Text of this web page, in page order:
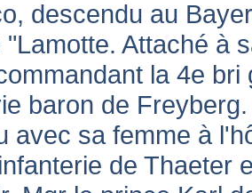
descendu au
Attaché à
la 4e
baron de
avec sa femme à
de Thaeter